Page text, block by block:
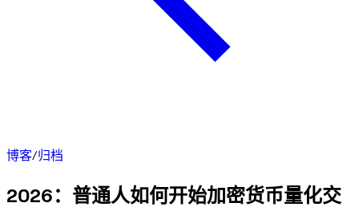
博客/归档
2026：普通人如何开始加密货币量化交